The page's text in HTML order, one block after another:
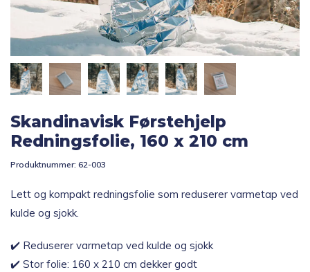
Inspirasjon
Fold
ut
Gavetips
Skandinavisk Førstehjelp
Redningsfolie, 160 x 210 cm
Produktnummer: 62-003
Lett og kompakt redningsfolie som reduserer varmetap ved
kulde og sjokk.
✔️ Reduserer varmetap ved kulde og sjokk
✔️ Stor folie: 160 x 210 cm dekker godt